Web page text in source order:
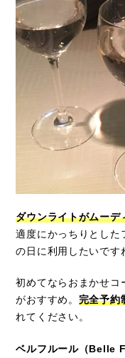
ダウンライトがムーデ
適度にかっちりとした
の日に利用したいです
初めてならおまかせコ
がおすすめ。 完全予約
れてください。
ベルフルール（Belle